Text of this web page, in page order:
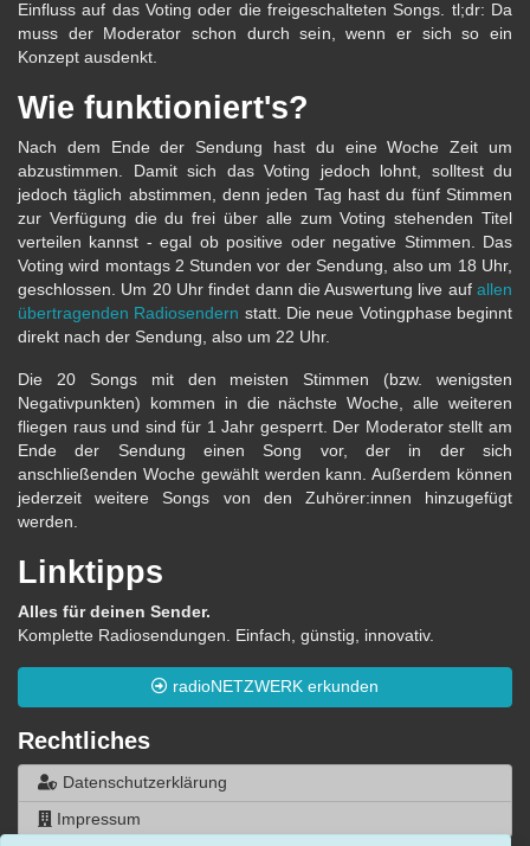
Einfluss auf das Voting oder die freigeschalteten Songs. tl;dr: Da
muss der Moderator schon durch sein, wenn er sich so ein
Konzept ausdenkt.
Wie funktioniert's?
Nach dem Ende der Sendung hast du eine Woche Zeit um
abzustimmen. Damit sich das Voting jedoch lohnt, solltest du
jedoch täglich abstimmen, denn jeden Tag hast du fünf Stimmen
zur Verfügung die du frei über alle zum Voting stehenden Titel
verteilen kannst - egal ob positive oder negative Stimmen. Das
Voting wird montags 2 Stunden vor der Sendung, also um 18 Uhr,
geschlossen. Um 20 Uhr findet dann die Auswertung live auf allen
übertragenden Radiosendern statt. Die neue Votingphase beginnt
direkt nach der Sendung, also um 22 Uhr.
Die 20 Songs mit den meisten Stimmen (bzw. wenigsten
Negativpunkten) kommen in die nächste Woche, alle weiteren
fliegen raus und sind für 1 Jahr gesperrt. Der Moderator stellt am
Ende der Sendung einen Song vor, der in der sich
anschließenden Woche gewählt werden kann. Außerdem können
jederzeit weitere Songs von den Zuhörer:innen hinzugefügt
werden.
Linktipps
Alles für deinen Sender.
Komplette Radiosendungen. Einfach, günstig, innovativ.
radioNETZWERK erkunden
Rechtliches
Datenschutzerklärung
Impressum